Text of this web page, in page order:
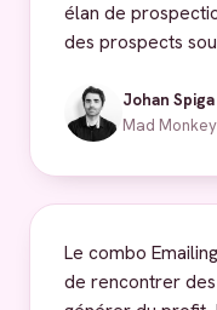
élan de
des prospects
Johan Spiga
Mad
Le combo
de rencontrer